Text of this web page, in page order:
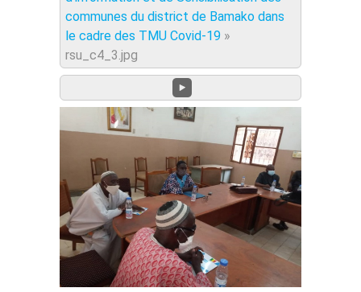
communes du district de Bamako dans
le cadre des TMU Covid-19 »
rsu_c4_3.jpg